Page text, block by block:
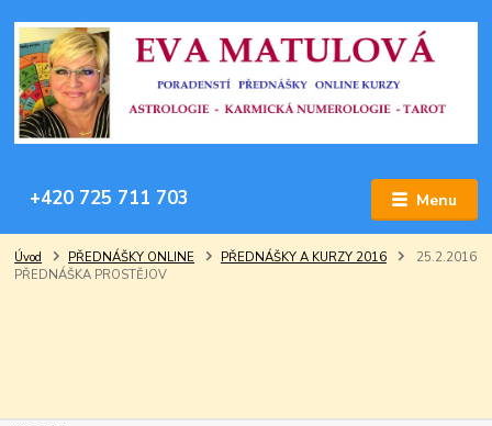
Menu
+420 725 711 703
Úvod PŘEDNÁŠKY ONLINE PŘEDNÁŠKY A KURZY 2016
25.2.2016
PŘEDNÁŠKA PROSTĚJOV